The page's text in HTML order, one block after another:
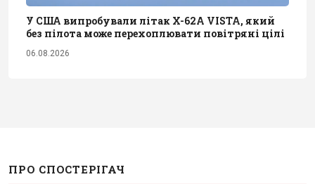
У США випробували літак X-62A VISTA, який
без пілота може перехоплювати повітряні цілі
06.08.2026
ПРО СПОСТЕРІГАЧ